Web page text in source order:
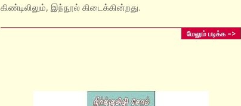
கிண்டிலிலும், இந்நூல் கிடைக்கின்றது.
மேலும் படிக்க –>